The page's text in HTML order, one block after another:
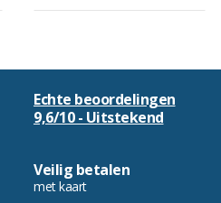
Echte beoordelingen
9,6/10 - Uitstekend
Veilig betalen
met kaart